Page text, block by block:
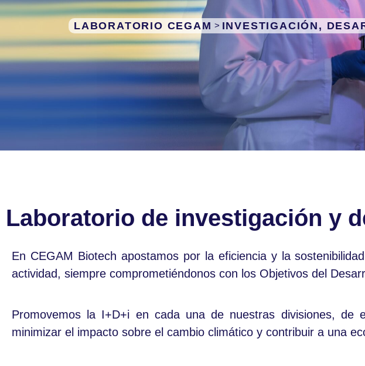
LABORATORIO CEGAM > INVESTIGACIÓN,
Laboratorio de investigación y
En CEGAM Biotech apostamos por la eficiencia y la
actividad, siempre comprometiéndonos con los Objetivos del
Promovemos la I+D+i en cada una de nuestras divisiones, de
minimizar el impacto sobre el cambio climático y contribuir a una